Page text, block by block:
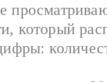
который